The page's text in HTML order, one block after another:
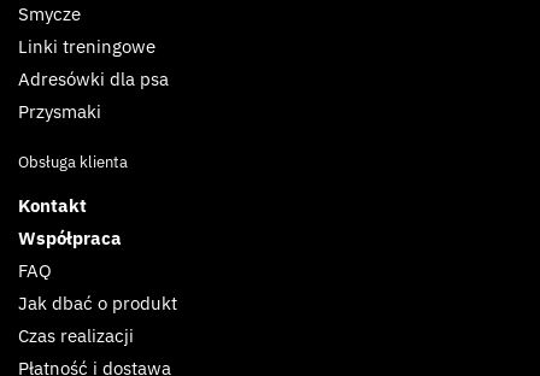
Smycze
Linki treningowe
Adresówki dla psa
Przysmaki
Obsługa klienta
Kontakt
Współpraca
FAQ
Jak dbać o produkt
Czas realizacji
Płatność i dostawa